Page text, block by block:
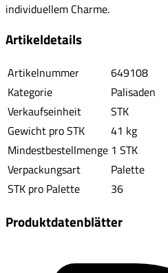
individuellem Charme.
Artikeldetails
Artikelnummer
649108
Kategorie
Palisaden
Verkaufseinheit
STK
Gewicht pro STK
41 kg
Mindestbestellmenge 1 STK
Verpackungsart
Palette
STK pro Palette
36
Produktdatenblätter